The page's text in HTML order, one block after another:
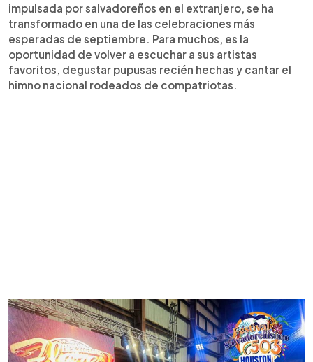
impulsada por salvadoreños en el extranjero, se ha
transformado en una de las celebraciones más
esperadas de septiembre. Para muchos, es la
oportunidad de volver a escuchar a sus artistas
favoritos, degustar pupusas recién hechas y cantar el
himno nacional rodeados de compatriotas.